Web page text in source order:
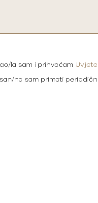
la sam i prihvaćam
na sam primati